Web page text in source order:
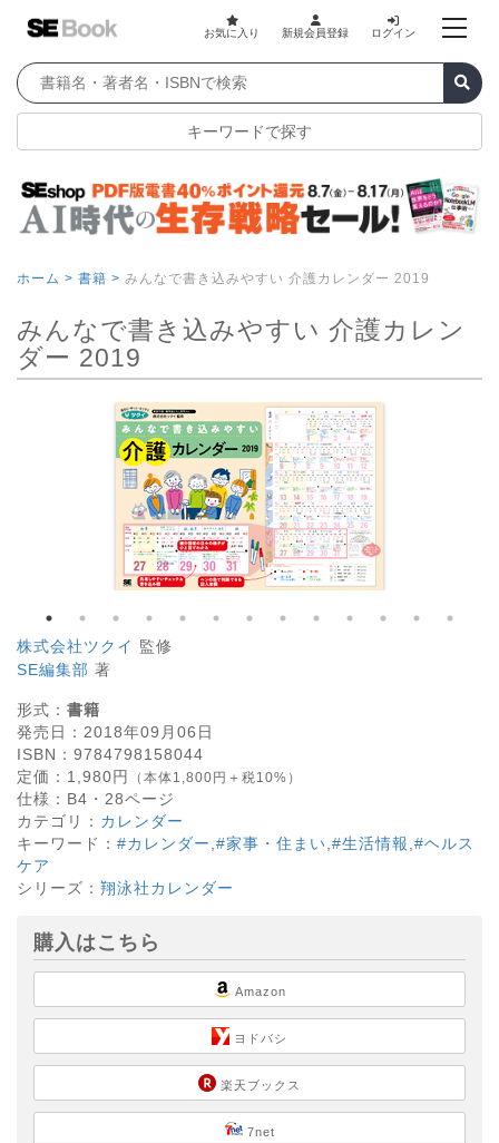
お気に入り 新規会員登録 ログイン
キーワードで探す
ホーム > 書籍 > みんなで書き込みやすい 介護カレンダー 2019
みんなで書き込みやすい 介護カレン
ダー 2019
株式会社ツクイ 監修
SE編集部 著
形式： 書籍
発売日： 2018年09月06日
ISBN： 9784798158044
定価： 1,980円 （本体1,800円＋税10%）
仕様： B4・ 28ページ
カテゴリ： カレンダー
キーワード： #カレンダー #家事・住まい #生活情報 #ヘルス
ケア
シリーズ： 翔泳社カレンダー
購入はこちら
Amazon
ヨドバシ
楽天ブックス
7net